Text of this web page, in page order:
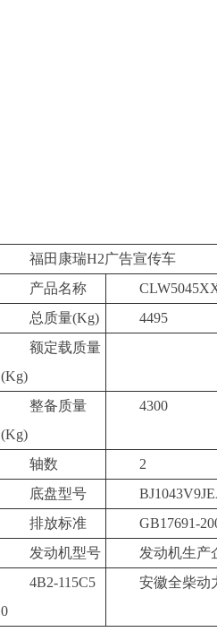
福田康瑞H2广告宣传车
产品名称
总质量(Kg)
4495
额定载质量
(Kg)
整备质量
(Kg)
4300
轴数
2
底盘型号
排放标准
GB17691-
发动机型号
发动机生产
4B2-115C5
0
安徽全柴动